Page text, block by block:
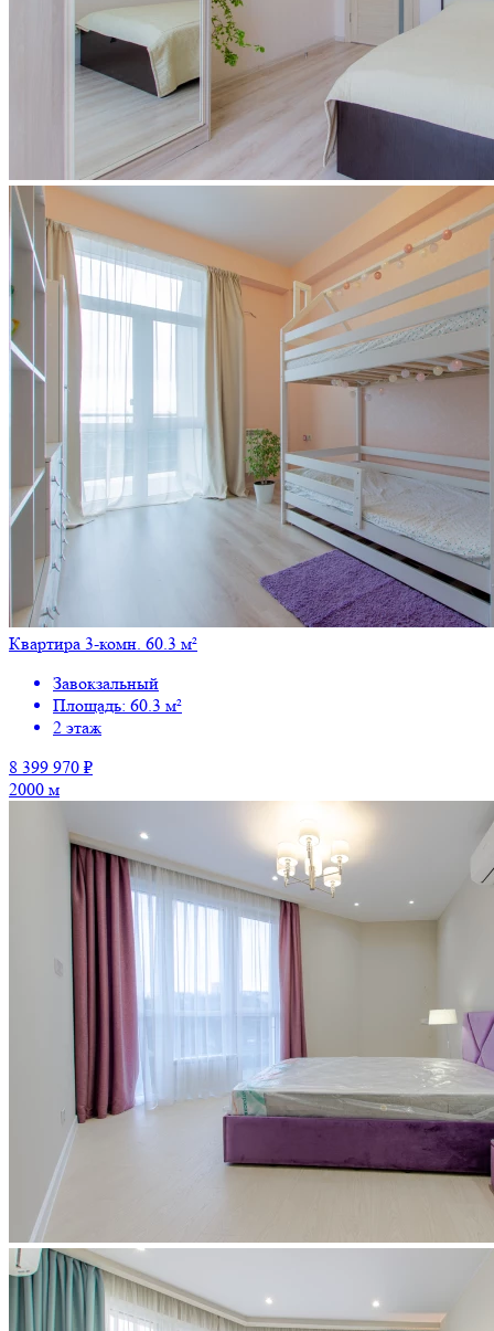
Квартира 3-комн. 60.3 м²
Завокзальный
Площадь: 60.3 м²
2 этаж
8 399 970 ₽
2000 м